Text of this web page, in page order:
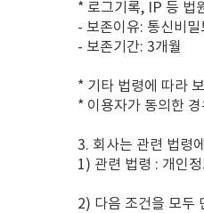
* 로그기록, IP 등 법
- 보존이유: 통신비밀
- 보존기간: 3개월
* 기타 법령에 따라
* 이용자가 동의한
3. 회사는 관련 법령
1) 관련 법령 : 개인
2) 다음 조건을 모두